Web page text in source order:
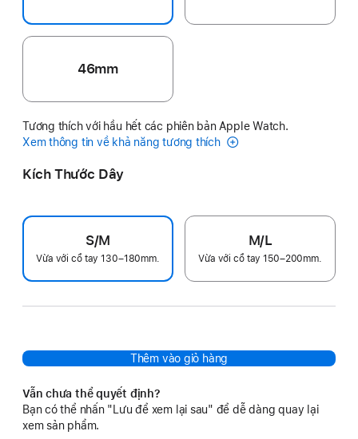
46mm
Tương thích với hầu hết các phiên bản Apple Watch.
Xem thông tin về khả năng tương thích
Kích Thước Dây
S/M
Vừa với cổ tay 130–180mm.
M/L
Vừa với cổ tay 150–200mm.
Thêm vào giỏ hàng
Vẫn chưa thể quyết định?
Bạn có thể nhấn "Lưu để xem lại sau" để dễ dàng quay lại
xem sản phẩm.